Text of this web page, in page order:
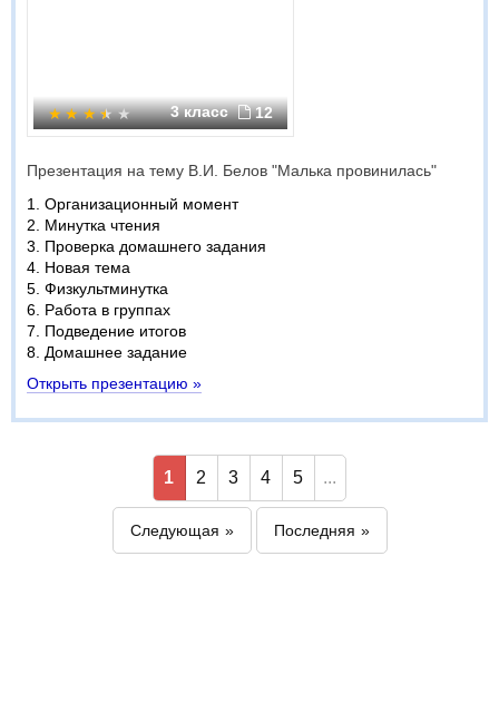
3 класс 12
Презентация на тему В.И. Белов "Малька провинилась"
1. Организационный момент
2. Минутка чтения
3. Проверка домашнего задания
4. Новая тема
5. Физкультминутка
6. Работа в группах
7. Подведение итогов
8. Домашнее задание
Открыть презентацию »
1 2 3 4 5 ...
Следующая Последняя